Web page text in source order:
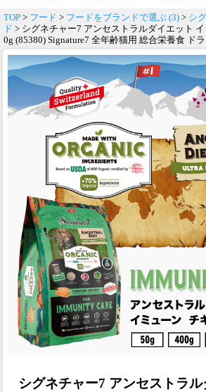
TOP > フード > フードをブランドで選ぶ (3) > シ
ド > シグネチャー7 アンセストラルダイエット
0g (85380) Signature7 全年齢猫用 総合栄養食 ド
シグネチャー7 アンセストラ